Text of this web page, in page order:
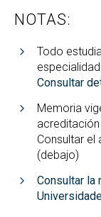
NOTAS:
Todo
Consultar
Memoria
Consultar el
(debajo)
Consultar la